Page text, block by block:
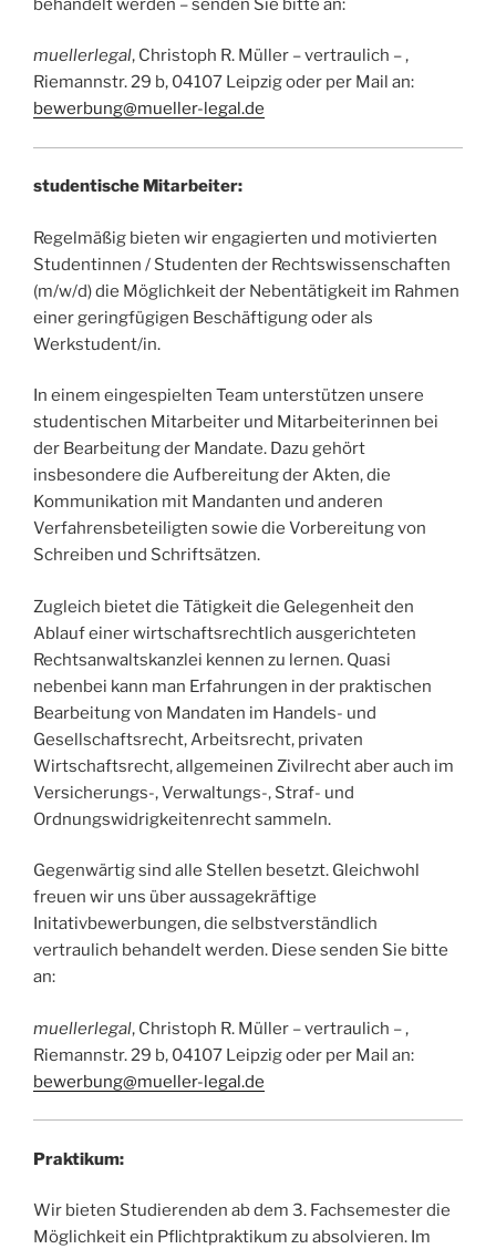
muellerlegal, Christoph R. Müller – vertraulich – ,
Riemannstr. 29 b, 04107 Leipzig oder per Mail an:
bewerbung@mueller-legal.de
studentische Mitarbeiter:
Regelmäßig bieten wir engagierten und motivierten
Studentinnen / Studenten der Rechtswissenschaften
(m/w/d) die Möglichkeit der Nebentätigkeit im Rahmen
einer geringfügigen Beschäftigung oder als
Werkstudent/in.
In einem eingespielten Team unterstützen unsere
studentischen Mitarbeiter und Mitarbeiterinnen bei
der Bearbeitung der Mandate. Dazu gehört
insbesondere die Aufbereitung der Akten, die
Kommunikation mit Mandanten und anderen
Verfahrensbeteiligten sowie die Vorbereitung von
Schreiben und Schriftsätzen.
Zugleich bietet die Tätigkeit die Gelegenheit den
Ablauf einer wirtschaftsrechtlich ausgerichteten
Rechtsanwaltskanzlei kennen zu lernen. Quasi
nebenbei kann man Erfahrungen in der praktischen
Bearbeitung von Mandaten im Handels- und
Gesellschaftsrecht, Arbeitsrecht, privaten
Wirtschaftsrecht, allgemeinen Zivilrecht aber auch im
Versicherungs-, Verwaltungs-, Straf- und
Ordnungswidrigkeitenrecht sammeln.
Gegenwärtig sind alle Stellen besetzt. Gleichwohl
freuen wir uns über aussagekräftige
Initativbewerbungen, die selbstverständlich
vertraulich behandelt werden. Diese senden Sie bitte
an:
muellerlegal, Christoph R. Müller – vertraulich – ,
Riemannstr. 29 b, 04107 Leipzig oder per Mail an:
bewerbung@mueller-legal.de
Praktikum:
Wir bieten Studierenden ab dem 3. Fachsemester die
Möglichkeit ein Pflichtpraktikum zu absolvieren. Im